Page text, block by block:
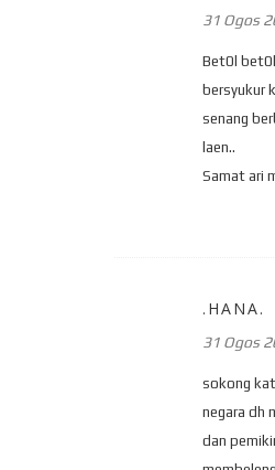
31 Ogos
Bet0l
bersyukur
senang
laen..
Samat ari
.HANA.
31 Ogos
sokong
negara dh
dan